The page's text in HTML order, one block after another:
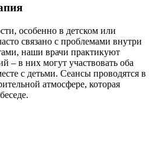
особенно в детском или
связано с проблемами внутри
наши врачи практикуют
– в них могут участвовать оба
с детьми. Сеансы проводятся в
атмосфере, которая